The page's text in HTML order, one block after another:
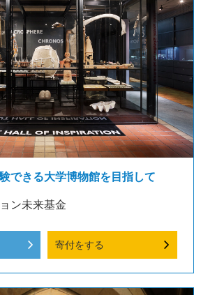
できる大学博物館を目指して
ン未来基金
寄付をする